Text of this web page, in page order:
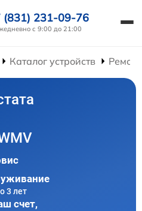
(831) 231-09-76
с 9:00 до 21:00
Каталог устройств
3 лет
счет,